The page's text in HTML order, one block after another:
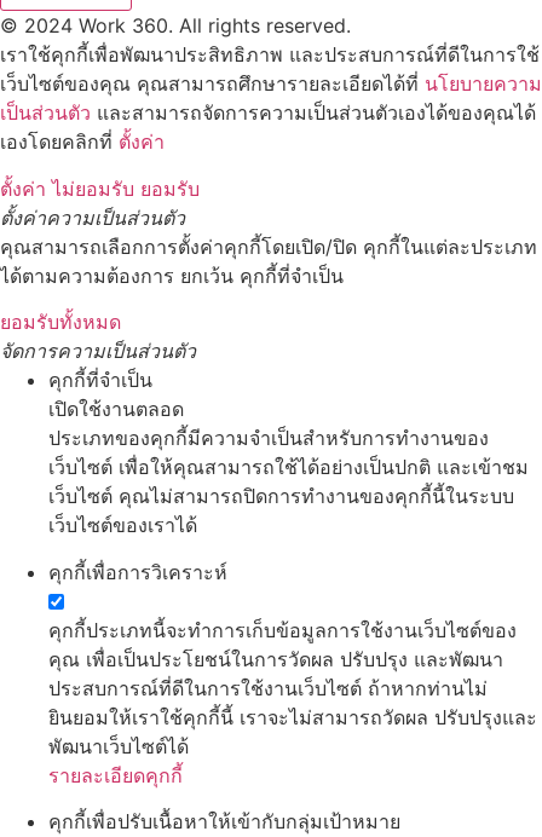
© 2024 Work 360. All rights reserved.
เราใช้คุกกี้เพื่อพัฒนาประสิทธิภาพ และประสบการณ์ที่ดีในการใช้
เว็บไซต์ของคุณ คุณสามารถศึกษารายละเอียดได้ที่ นโยบายความ
เป็นส่วนตัว และสามารถจัดการความเป็นส่วนตัวเองได้ของคุณได้
เองโดยคลิกที่ ตั้งค่า
ตั้งค่า ไม่ยอมรับ ยอมรับ
ตั้งค่าความเป็นส่วนตัว
คุณสามารถเลือกการตั้งค่าคุกกี้โดยเปิด/ปิด คุกกี้ในแต่ละประเภท
ได้ตามความต้องการ ยกเว้น คุกกี้ที่จำเป็น
ยอมรับทั้งหมด
จัดการความเป็นส่วนตัว
คุกกี้ที่จำเป็น
เปิดใช้งานตลอด
ประเภทของคุกกี้มีความจำเป็นสำหรับการทำงานของ
เว็บไซต์ เพื่อให้คุณสามารถใช้ได้อย่างเป็นปกติ และเข้าชม
เว็บไซต์ คุณไม่สามารถปิดการทำงานของคุกกี้นี้ในระบบ
เว็บไซต์ของเราได้
คุกกี้เพื่อการวิเคราะห์
คุกกี้ประเภทนี้จะทำการเก็บข้อมูลการใช้งานเว็บไซต์ของ
คุณ เพื่อเป็นประโยชน์ในการวัดผล ปรับปรุง และพัฒนา
ประสบการณ์ที่ดีในการใช้งานเว็บไซต์ ถ้าหากท่านไม่
ยินยอมให้เราใช้คุกกี้นี้ เราจะไม่สามารถวัดผล ปรับปรุงและ
พัฒนาเว็บไซต์ได้
รายละเอียดคุกกี้
คุกกี้เพื่อปรับเนื้อหาให้เข้ากับกลุ่มเป้าหมาย